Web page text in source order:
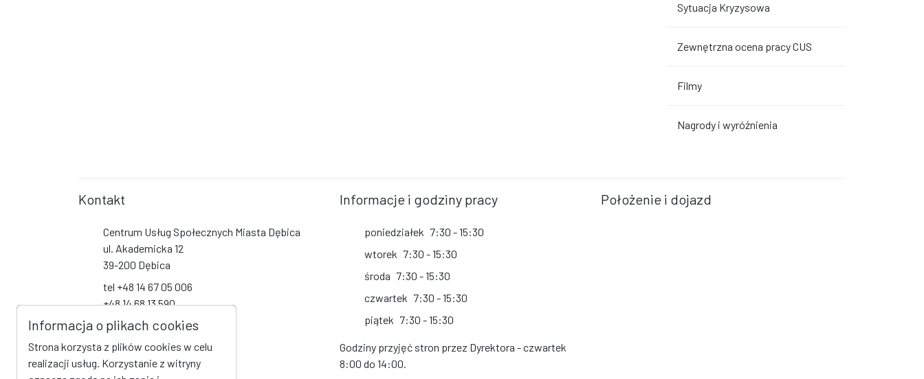
Sytuacja Kryzysowa
Zewnętrzna ocena pracy CUS
Filmy
Nagrody i wyróżnienia
Kontakt
Centrum Usług Społecznych Miasta Dębica
ul. Akademicka 12
39-200 Dębica
tel +48 14 67 05 006
+48 14 68 13 590
+48 14 68 13 591
+48 14 68 19 093
biuro@cus-debica.pl
Informacje i godziny pracy
poniedziałek 7:30 - 15:30
wtorek 7:30 - 15:30
środa 7:30 - 15:30
czwartek 7:30 - 15:30
piątek 7:30 - 15:30
Godziny przyjęć stron przez Dyrektora - czwartek
8:00 do 14:00.
Położenie i dojazd
Informacja o plikach cookies
Strona korzysta z plików cookies w celu
realizacji usług. Korzystanie z witryny